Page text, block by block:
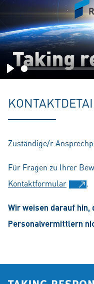
Play
Zuständige/r
Für Fragen zu Ihrer
Kontaktformular
.
Wir weisen darauf hin,
Personalvermittlern